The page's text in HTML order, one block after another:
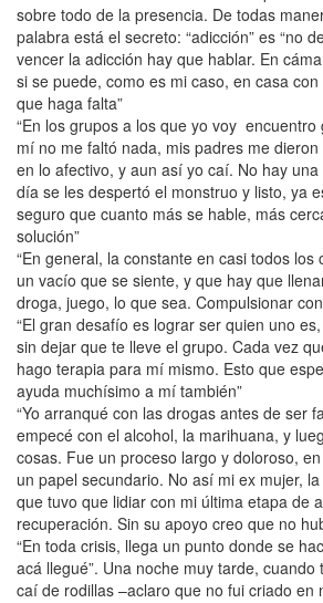
sobre todo de la presencia. De todas
palabra está el secreto: “adicción” es “no
vencer la adicción hay que hablar. En
si se puede, como es mi caso, en casa
que haga falta”
“En los grupos a los que yo voy
mí no me faltó nada, mis padres me
en lo afectivo, y aun así yo caí. No hay
día se les despertó el monstruo y listo, ya
seguro que cuanto más se hable, más
solución”
“En general, la constante en casi todos los
un vacío que se siente, y que hay que
droga, juego, lo que sea. Compulsionar
“El gran desafío es lograr ser quien uno
sin dejar que te lleve el grupo. Cada vez
hago terapia para mí mismo. Esto que
ayuda muchísimo a mí también”
“Yo arranqué con las drogas antes de ser
empecé con el alcohol, la marihuana, y
cosas. Fue un proceso largo y doloroso,
un papel secundario. No así mi ex mujer,
que tuvo que lidiar con mi última etapa de
recuperación. Sin su apoyo creo que no
“En toda crisis, llega un punto donde se
acá llegué”. Una noche muy tarde,
caí de rodillas –aclaro que no fui criado en